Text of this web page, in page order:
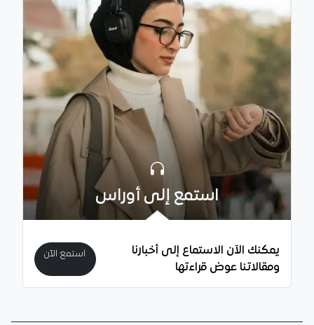
استمع إلى أوراس
يمكنك الآن الاستماع إلى أخبارنا
ومقالاتنا عوض قراءتها
استمع الآن